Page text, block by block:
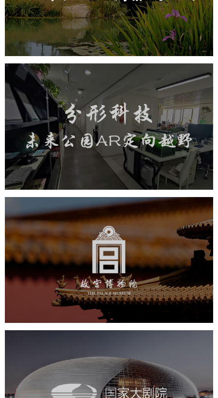
智慧公园 AR太极 智能语音亭
智能大数据平台
元宇宙定制开发
元宇宙平台建设
元宇宙系统搭建
元宇宙系统建设
元宇宙建设
分形科技未来公园AR定向越野
旅游休闲 小程序开发
AI人工智能技术
元宇宙定制开发
元宇宙网站建设
元宇宙平台建设
元宇宙系统搭建
元宇宙系统建设 元宇宙建设
故宫博物院
文化艺术 博物馆 智慧博物馆
博物馆网站建设
景区网站建设
文创商城 万能专题 网站代运营
国家大剧院